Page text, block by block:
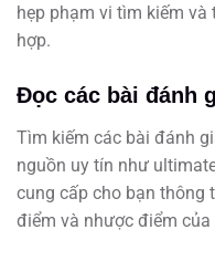
hẹp phạm vi tìm kiếm và
hợp.
Đọc các bài đánh
Tìm kiếm các bài đánh
nguồn uy tín như
cung cấp cho bạn thông
điểm và nhược điểm